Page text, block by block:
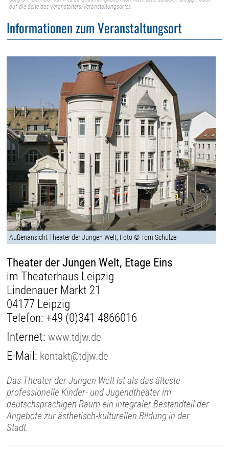
auf die Seite des Veranstalters/Veranstaltungsortes.
Informationen zum Veranstaltungsort
Außenansicht Theater der Jungen Welt, Foto © Tom Schulze
Theater der Jungen Welt, Etage Eins
im Theaterhaus Leipzig
Lindenauer Markt 21
04177 Leipzig
Telefon: +49 (0)341 4866016
Internet:www.tdjw.de
E-Mail: kontakt@tdjw.de
Das Theater der Jungen Welt ist als das älteste
professionelle Kinder- und Jugendtheater im
deutschsprachigen Raum ein integraler Bestandteil der
Angebote zur ästhetisch-kulturellen Bildung in der
Stadt.